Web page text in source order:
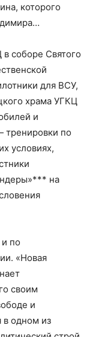
которого
соборе Святого
для ВСУ,
храма УГКЦ
и
тренировки по
условиях,
на
по
«Новая
своим
и
в одном из